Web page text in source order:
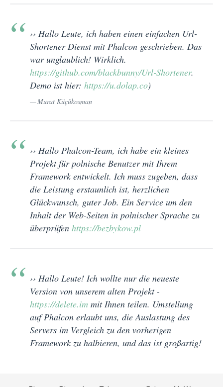
›› Hallo Leute, ich haben einen einfachen Url-
Shortener Dienst mit Phalcon geschrieben. Das
war unglaublich! Wirklich.
https://github.com/blackbunny/Url-Shortener.
Demo ist hier: https://u.dolap.co)
Murat Küçükosman
›› Hallo Phalcon-Team, ich habe ein kleines
Projekt für polnische Benutzer mit Ihrem
Framework entwickelt. Ich muss zugeben, dass
die Leistung erstaunlich ist, herzlichen
Glückwunsch, guter Job. Ein Service um den
Inhalt der Web-Seiten in polnischer Sprache zu
überprüfen https://bezbykow.pl
›› Hallo Leute! Ich wollte nur die neueste
Version von unserem alten Projekt -
https://delete.im mit Ihnen teilen. Umstellung
auf Phalcon erlaubt uns, die Auslastung des
Servers im Vergleich zu den vorherigen
Framework zu halbieren, und das ist großartig!